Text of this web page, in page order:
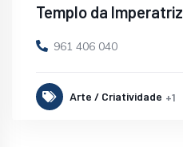
Templo da Imperatriz
961 406 040
Arte / Criatividade +1